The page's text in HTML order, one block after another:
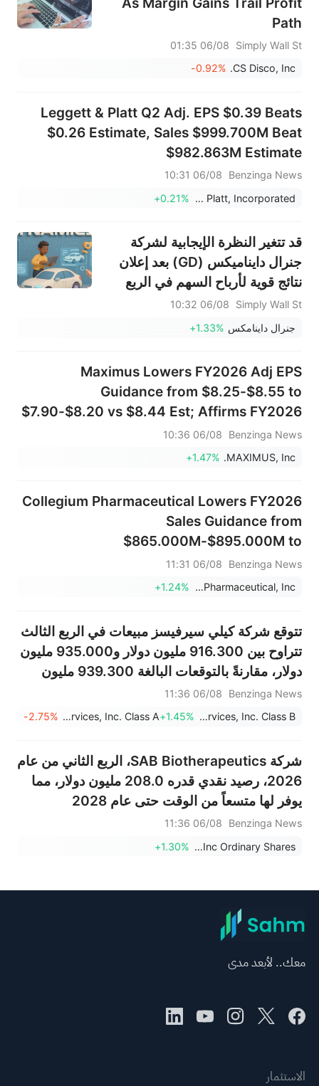
Path
Simply Wall St
06/08 01:35
CS Disco, Inc.
-0.92%
Leggett & Platt Q2 Adj. EPS $0.39 Beats
$0.26 Estimate, Sales $999.700M Beat
$982.863M Estimate
Benzinga News
06/08 10:31
Leggett & Platt, Incorporated
+0.21%
قد تتغير النظرة الإيجابية لشركة
جنرال دايناميكس (GD) بعد إعلان
نتائج قوية لأرباح السهم في الربع
الثاني وتوزيعات الأرباح
Simply Wall St
06/08 10:32
جنرال داينامكس +1.33%
Maximus Lowers FY2026 Adj EPS
Guidance from $8.25-$8.55 to
$7.90-$8.20 vs $8.44 Est; Affirms FY2026
Sales Guidance of $5.200B-$5.350B vs
$5.296B Est
Benzinga News
06/08 10:36
MAXIMUS, Inc.
+1.47%
Collegium Pharmaceutical Lowers FY2026
Sales Guidance from
$865.000M-$895.000M to
$825.000M-$855.000M vs $872.278M Est
Benzinga News
06/08 11:31
Collegium Pharmaceutical, Inc.
+1.24%
تتوقع شركة كيلي سيرفيسز مبيعات في الربع الثالث
تتراوح بين 916.300 مليون دولار و935.000 مليون
دولار، مقارنةً بالتوقعات البالغة 939.300 مليون
دولار.
Benzinga News
06/08 11:36
Kelly Services, Inc. Class B
+1.45%
Kelly Services, Inc. Class A
-2.75%
شركة SAB Biotherapeutics، الربع الثاني من عام
2026، رصيد نقدي قدره 208.0 مليون دولار، مما
يوفر لها متسعاً من الوقت حتى عام 2028
Benzinga News
06/08 11:36
SAB Biotherapeutics Inc Ordinary Shares
+1.30%
معك.. لأبعد مدى
الاستثمار